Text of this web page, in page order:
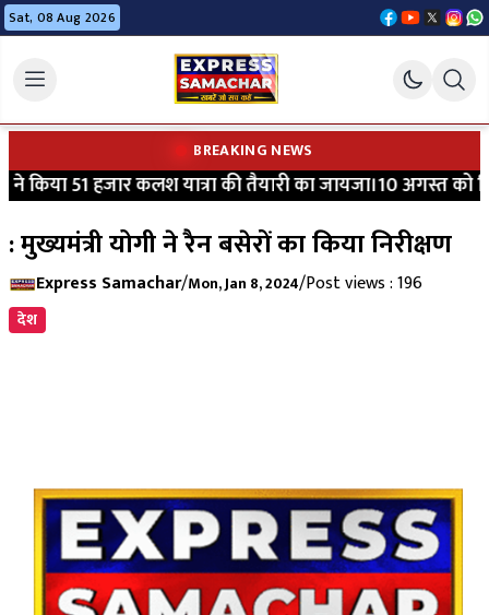
Sat, 08 Aug 2026
BREAKING NEWS
किया 51 हजार कलश यात्रा की तैयारी का जायजा।10 अगस्त को
: मुख्यमंत्री योगी ने रैन बसेरों का किया निरीक्षण
Express Samachar/Mon, Jan 8, 2024/Post views : 196
देश